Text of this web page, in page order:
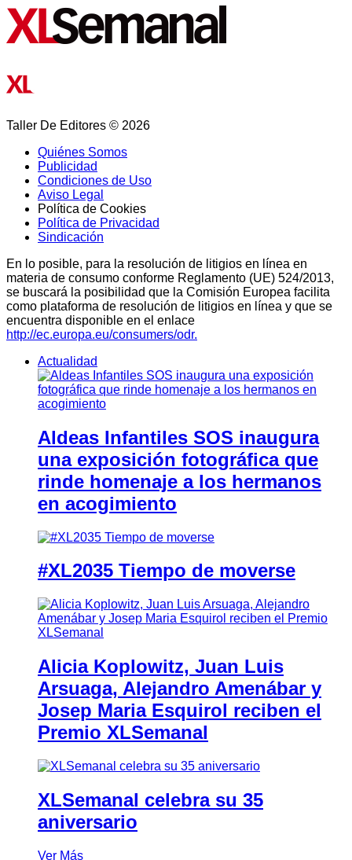
Taller De Editores © 2026
Quiénes Somos
Publicidad
Condiciones de Uso
Aviso Legal
Política de Cookies
Política de Privacidad
Sindicación
En lo posible, para la resolución de litigios en línea en
materia de consumo conforme Reglamento (UE) 524/2013,
se buscará la posibilidad que la Comisión Europea facilita
como plataforma de resolución de litigios en línea y que se
encuentra disponible en el enlace
http://ec.europa.eu/consumers/odr.
Actualidad
Aldeas Infantiles SOS inaugura
una exposición fotográfica que
rinde homenaje a los hermanos
en acogimiento
#XL2035 Tiempo de moverse
Alicia Koplowitz, Juan Luis
Arsuaga, Alejandro Amenábar y
Josep Maria Esquirol reciben el
Premio XLSemanal
XLSemanal celebra su 35
aniversario
Ver Más